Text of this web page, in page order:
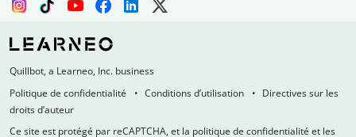
Quillbot, a Learneo, Inc. business
Politique de confidentialité
Conditions d’utilisation
Directives sur les
droits d’auteur
Ce site est protégé par reCAPTCHA, et la politique de confidentialité et les